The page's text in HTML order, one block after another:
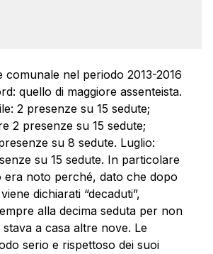
comunale nel periodo 2013-2016
quello di maggiore assenteista.
2 presenze su 15 sedute;
2 presenze su 15 sedute;
su 8 sedute. Luglio:
su 15 sedute. In particolare
era noto perché, dato che dopo
dichiarati “decaduti”,
alla decima seduta per non
a casa altre nove. Le
serio e rispettoso dei suoi